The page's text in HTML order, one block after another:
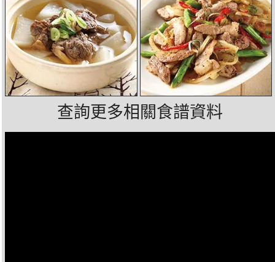
查詢更多相關食譜資料